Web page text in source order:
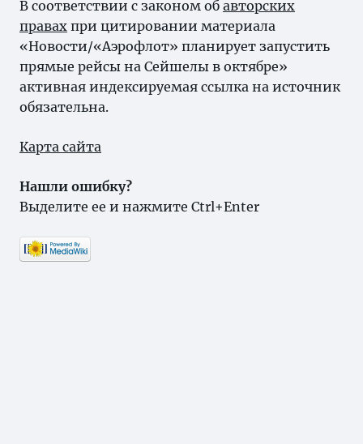
В соответствии с законом об авторских
правах при цитировании материала
«Новости/«Аэрофлот» планирует запустить
прямые рейсы на Сейшелы в октябре»
активная индексируемая ссылка на источник
обязательна.
Карта сайта
Нашли ошибку?
Выделите ее и нажмите Ctrl+Enter